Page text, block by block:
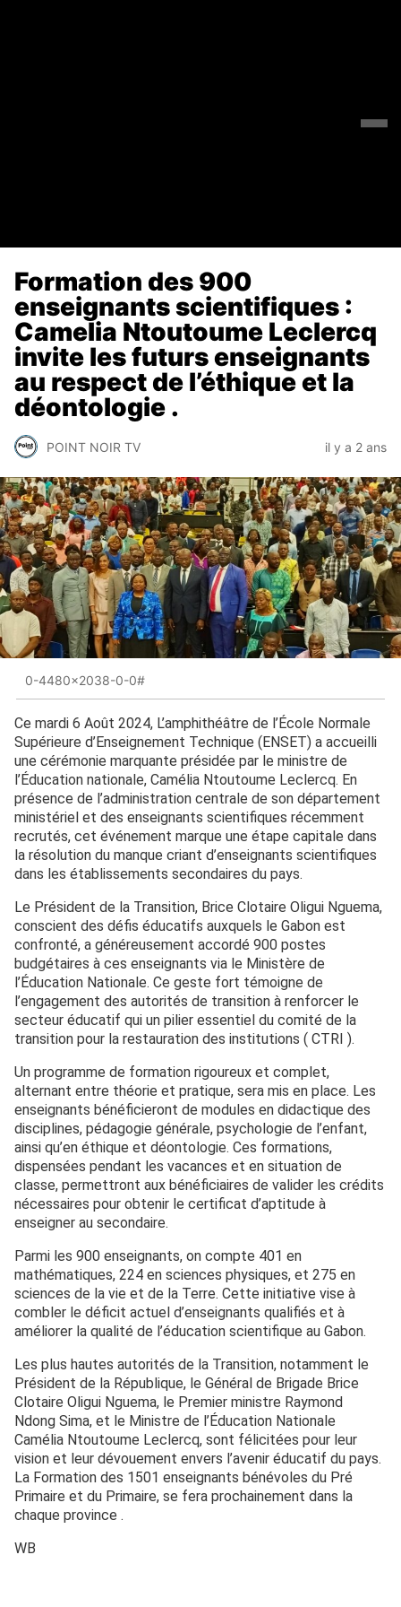
Formation des 900
enseignants scientifiques :
Camelia Ntoutoume Leclercq
invite les futurs enseignants
au respect de l’éthique et la
déontologie .
POINT NOIR TV il y a 2 ans
0-4480x2038-0-0#
Ce mardi 6 Août 2024, L’amphithéâtre de l’École Normale
Supérieure d’Enseignement Technique (ENSET) a accueilli
une cérémonie marquante présidée par le ministre de
l’Éducation nationale, Camélia Ntoutoume Leclercq. En
présence de l’administration centrale de son département
ministériel et des enseignants scientifiques récemment
recrutés, cet événement marque une étape capitale dans
la résolution du manque criant d’enseignants scientifiques
dans les établissements secondaires du pays.
Le Président de la Transition, Brice Clotaire Oligui Nguema,
conscient des défis éducatifs auxquels le Gabon est
confronté, a généreusement accordé 900 postes
budgétaires à ces enseignants via le Ministère de
l’Éducation Nationale. Ce geste fort témoigne de
l’engagement des autorités de transition à renforcer le
secteur éducatif qui un pilier essentiel du comité de la
transition pour la restauration des institutions ( CTRI ).
Un programme de formation rigoureux et complet,
alternant entre théorie et pratique, sera mis en place. Les
enseignants bénéficieront de modules en didactique des
disciplines, pédagogie générale, psychologie de l’enfant,
ainsi qu’en éthique et déontologie. Ces formations,
dispensées pendant les vacances et en situation de
classe, permettront aux bénéficiaires de valider les crédits
nécessaires pour obtenir le certificat d’aptitude à
enseigner au secondaire.
Parmi les 900 enseignants, on compte 401 en
mathématiques, 224 en sciences physiques, et 275 en
sciences de la vie et de la Terre. Cette initiative vise à
combler le déficit actuel d’enseignants qualifiés et à
améliorer la qualité de l’éducation scientifique au Gabon.
Les plus hautes autorités de la Transition, notamment le
Président de la République, le Général de Brigade Brice
Clotaire Oligui Nguema, le Premier ministre Raymond
Ndong Sima, et le Ministre de l’Éducation Nationale
Camélia Ntoutoume Leclercq, sont félicitées pour leur
vision et leur dévouement envers l’avenir éducatif du pays.
La Formation des 1501 enseignants bénévoles du Pré
Primaire et du Primaire, se fera prochainement dans la
chaque province .
WB